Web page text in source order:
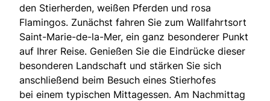
den Stierherden, weißen Pferden und rosa
Flamingos. Zunächst fahren Sie zum Wallfahrtsort
Saint-Marie-de-la-Mer, ein ganz besonderer Punkt
auf Ihrer Reise. Genießen Sie die Eindrücke dieser
besonderen Landschaft und stärken Sie sich
anschließend beim Besuch eines Stierhofes
bei einem typischen Mittagessen. Am Nachmittag